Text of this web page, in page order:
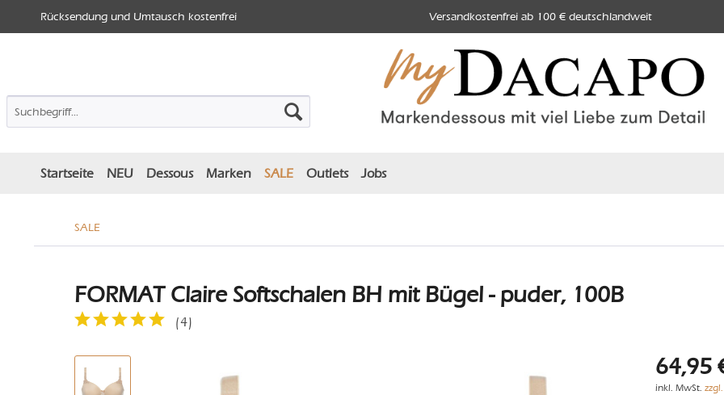
Rücksendung und Umtausch kostenfrei Versandkostenfrei ab 100 € deutschlandweit
Startseite NEU Dessous Marken SALE Outlets Jobs
SALE
FORMAT Claire Softschalen BH mit Bügel - puder, 100B
(4)
64,95
inkl. MwSt.